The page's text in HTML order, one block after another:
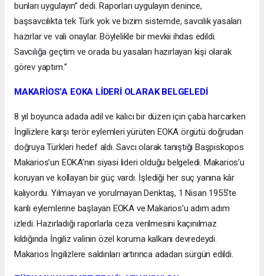
bunları uygulayın” dedi. Raporları uygulayın denince,
başsavcılıkta tek Türk yok ve bizim sistemde, savcılık yasaları
hazırlar ve vali onaylar. Böylelikle bir mevkii ihdas edildi.
Savcılığa geçtim ve orada bu yasaları hazırlayan kişi olarak
görev yaptım.”
MAKARİOS’A EOKA LİDERİ OLARAK BELGELEDİ
8 yıl boyunca adada adil ve kalıcı bir düzen için çaba harcarken
İngilizlere karşı terör eylemleri yürüten EOKA örgütü doğrudan
doğruya Türkleri hedef aldı. Savcı olarak tanıştığı Başpiskopos
Makarios’un EOKA’nın siyasi lideri olduğu belgeledi. Makarios’u
koruyan ve kollayan bir güç vardı. İşlediği her suç yanına kâr
kalıyordu. Yılmayan ve yorulmayan Denktaş, 1 Nisan 1955’te
kanlı eylemlerine başlayan EOKA ve Makarios’u adım adım
izledi. Hazırladığı raporlarla ceza verilmesini kaçınılmaz
kıldığında İngiliz valinin özel koruma kalkanı devredeydi.
Makarios İngilizlere saldırıları artırınca adadan sürgün edildi.